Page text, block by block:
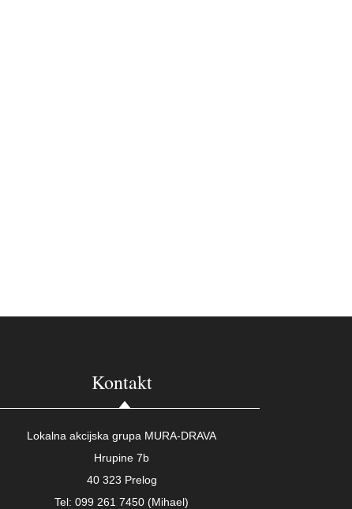
Kontakt
Lokalna akcijska grupa MURA-DRAVA
Hrupine 7b
40 323 Prelog
Tel: 099 261 7450 (Mihael)